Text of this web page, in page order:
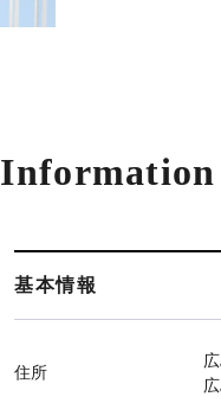
Information
基本情報
住所